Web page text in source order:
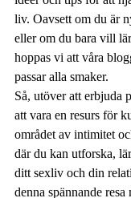
liv. Oavsett om du är
eller om du bara vill
hoppas vi att våra
passar alla smaker.
Så, utöver att erbjuda
att vara en resurs för
området av intimitet
där du kan utforska,
ditt sexliv och din
denna spännande resa